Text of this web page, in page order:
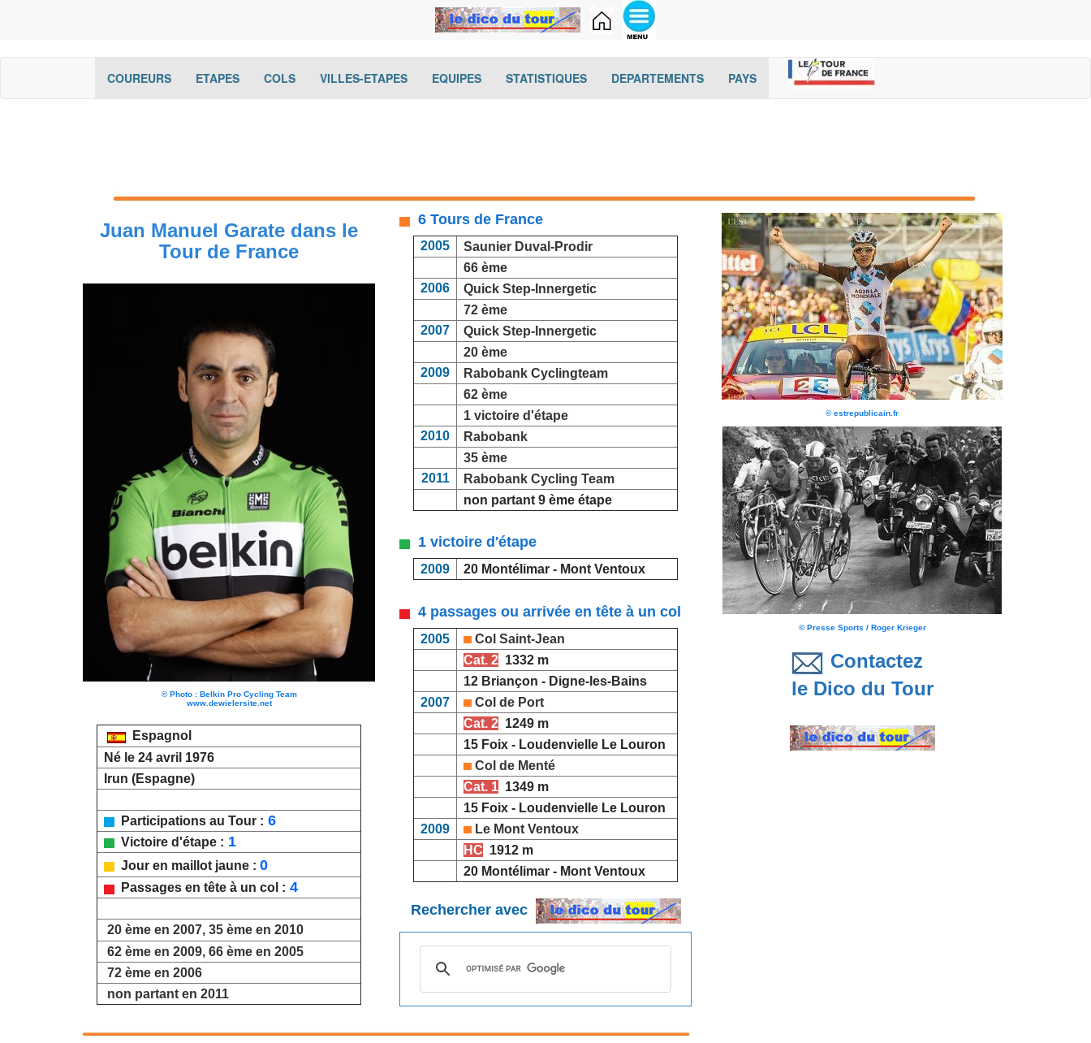
COUREURS(current)ETAPES(current)
COLS(current)VILLES-ETAPES(current)EQUIPES(current)STATISTIQUES(current)DEPARTEMENTS(current)
PAYS(cur
Juan Manuel Garate dans le
Tour de France
© Photo : Belkin Pro Cycling Team
www.dewielersite.net
Espagnol
Né le 24 avril 1976
Irun (Espagne)
Participations au Tour : 6
Victoire d'étape : 1
Jour en maillot jaune : 0
Passages en tête à un col : 4
20 ème en 2007, 35 ème en 2010
62 ème en 2009, 66 ème en 2005
72 ème en 2006
non partant en 2011
6 Tours de France
2005
Saunier Duval-Prodir
66 ème
2006
Quick Step-Innergetic
72 ème
2007
Quick Step-Innergetic
20 ème
2009
Rabobank Cyclingteam
62 ème
1 victoire d'étape
2010
Rabobank
35 ème
2011
Rabobank Cycling Team
non partant 9 ème étape
1 victoire d'étape
2009 20 Montélimar - Mont Ventoux
4 passages ou arrivée en tête à un col
2005
Col Saint-Jean
Cat. 2 1332 m
12 Briançon - Digne-les-Bains
2007
Col de Port
Cat. 2 1249 m
15 Foix - Loudenvielle Le Louron
Col de Menté
Cat. 1 1349 m
15 Foix - Loudenvielle Le Louron
2009
Le Mont Ventoux
HC 1912 m
20 Montélimar - Mont Ventoux
Rechercher avec
© estrepublicain.fr
© Presse Sports / Roger Krieger
Contactez
le Dico du Tour